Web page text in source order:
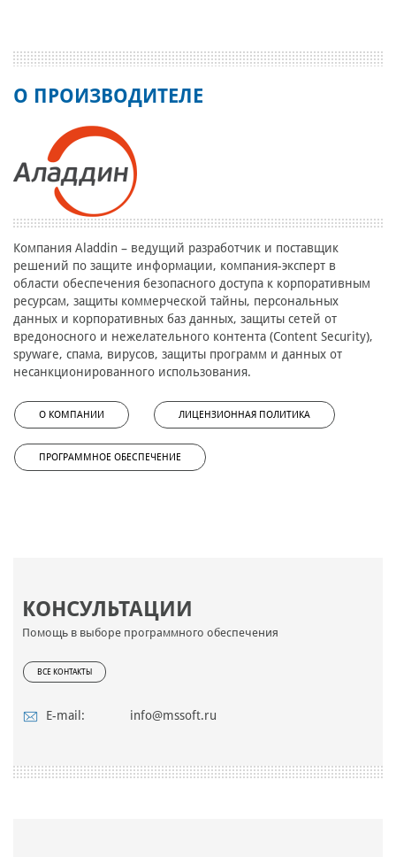
КОНСУЛЬТАЦИИ
Помощь в выборе программного обеспечения
ВСЕ КОНТАКТЫ
E-mail: info@mssoft.ru
О ПРОИЗВОДИТЕЛЕ
Компания Aladdin – ведущий разработчик и поставщик
решений по защите информации, компания-эксперт в
области обеспечения безопасного доступа к корпоративным
ресурсам, защиты коммерческой тайны, персональных
данных и корпоративных баз данных, защиты сетей от
вредоносного и нежелательного контента (Content Security),
spyware, спама, вирусов, защиты программ и данных от
несанкционированного использования.
О КОМПАНИИ ЛИЦЕНЗИОННАЯ ПОЛИТИКА
ПРОГРАММНОЕ ОБЕСПЕЧЕНИЕ